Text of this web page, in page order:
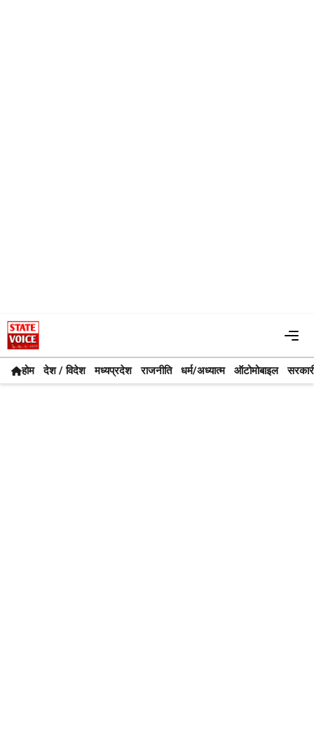
Skip
to
content
होम देश / विदेश मध्यप्रदेश राजनीति धर्म/अध्यात्म ऑटोमोबाइल